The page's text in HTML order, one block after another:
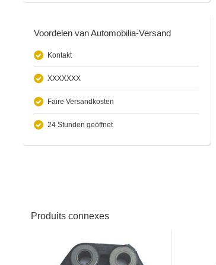
Voordelen van Automobilia-Versand
Kontakt
XXXXXXX
Faire Versandkosten
24 Stunden geöffnet
Produits connexes